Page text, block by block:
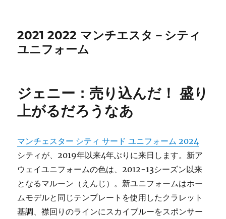
2021 2022 マンチエスタ－シティ
ユニフォーム
ジェニー：売り込んだ！ 盛り
上がるだろうなあ
マンチェスター シティ サード ユニフォーム 2024
シティが、2019年以来4年ぶりに来日します。新ア
ウェイユニフォームの色は、2012-13シーズン以来
となるマルーン（えんじ）。新ユニフォームはホー
ムモデルと同じテンプレートを使用したクラレット
基調、襟回りのラインにスカイブルーをスポンサー